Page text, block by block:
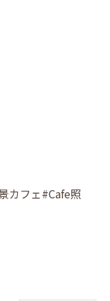
カフェ#Cafe照